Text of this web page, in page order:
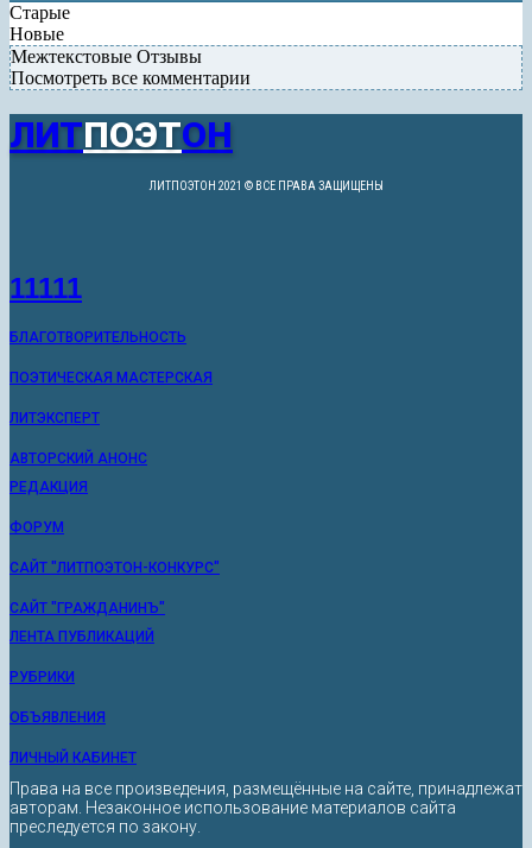
Старые
Новые
Межтекстовые Отзывы
Посмотреть все комментарии
ЛИТПОЭТОН
ЛИТПОЭТОН 2021 © ВСЕ ПРАВА ЗАЩИЩЕНЫ
11111
БЛАГОТВОРИТЕЛЬНОСТЬ
ПОЭТИЧЕСКАЯ МАСТЕРСКАЯ
ЛИТЭКСПЕРТ
АВТОРСКИЙ АНОНС
РЕДАКЦИЯ
ФОРУМ
САЙТ "ЛИТПОЭТОН-КОНКУРС"
САЙТ "ГРАЖДАНИНЪ"
ЛЕНТА ПУБЛИКАЦИЙ
РУБРИКИ
ОБЪЯВЛЕНИЯ
ЛИЧНЫЙ КАБИНЕТ
Права на все произведения, размещённые на сайте, принадлежат
авторам. Незаконное использование материалов сайта
преследуется по закону.